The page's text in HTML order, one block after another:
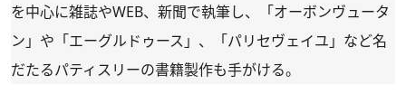
を中心に雑誌やWEB、新聞で執筆し、「オーボンヴュータ
ン」や「エーグルドゥース」、「パリセヴェイユ」など名
だたるパティスリーの書籍製作も手がける。